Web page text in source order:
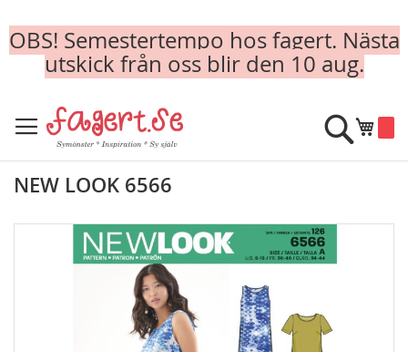
OBS! Semestertempo hos fagert. Nästa
utskick från oss blir den 10 aug.
to
Content
Min
Sök
NEW LOOK 6566